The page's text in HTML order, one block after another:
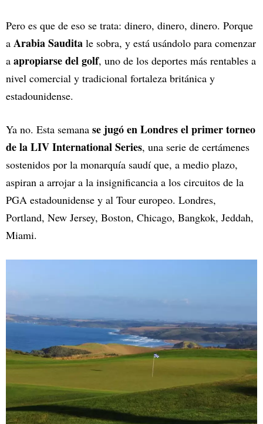
Pero es que de eso se trata: dinero, dinero, dinero. Porque
a Arabia Saudita le sobra, y está usándolo para comenzar
a apropiarse del golf, uno de los deportes más rentables a
nivel comercial y tradicional fortaleza británica y
estadounidense.
Ya no. Esta semana se jugó en Londres el primer torneo
de la LIV International Series, una serie de certámenes
sostenidos por la monarquía saudí que, a medio plazo,
aspiran a arrojar a la insignificancia a los circuitos de la
PGA estadounidense y al Tour europeo. Londres,
Portland, New Jersey, Boston, Chicago, Bangkok, Jeddah,
Miami.